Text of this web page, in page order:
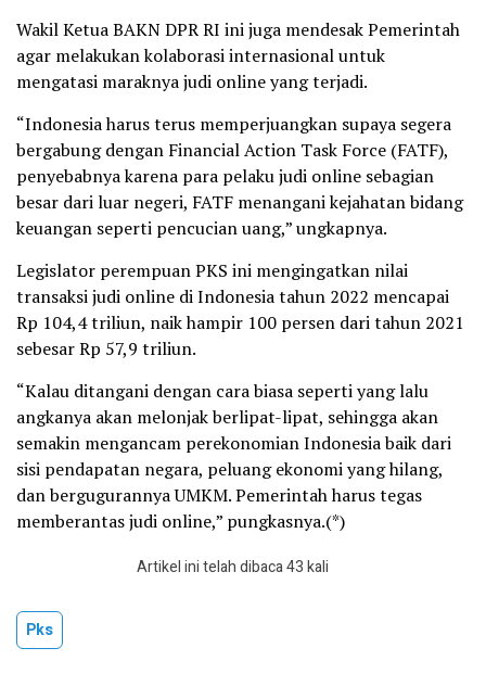
Wakil Ketua BAKN DPR RI ini juga mendesak Pemerintah
agar melakukan kolaborasi internasional untuk
mengatasi maraknya judi online yang terjadi.
“Indonesia harus terus memperjuangkan supaya segera
bergabung dengan Financial Action Task Force (FATF),
penyebabnya karena para pelaku judi online sebagian
besar dari luar negeri, FATF menangani kejahatan bidang
keuangan seperti pencucian uang,” ungkapnya.
Legislator perempuan PKS ini mengingatkan nilai
transaksi judi online di Indonesia tahun 2022 mencapai
Rp 104,4 triliun, naik hampir 100 persen dari tahun 2021
sebesar Rp 57,9 triliun.
“Kalau ditangani dengan cara biasa seperti yang lalu
angkanya akan melonjak berlipat-lipat, sehingga akan
semakin mengancam perekonomian Indonesia baik dari
sisi pendapatan negara, peluang ekonomi yang hilang,
dan bergugurannya UMKM. Pemerintah harus tegas
memberantas judi online,” pungkasnya.(*)
Artikel ini telah dibaca 43 kali
Pks